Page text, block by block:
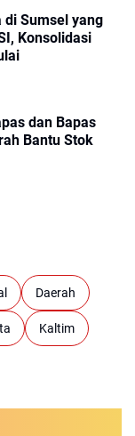
di Sumsel yang
Konsolidasi
dan Bapas
Bantu Stok
Daerah
Kaltim